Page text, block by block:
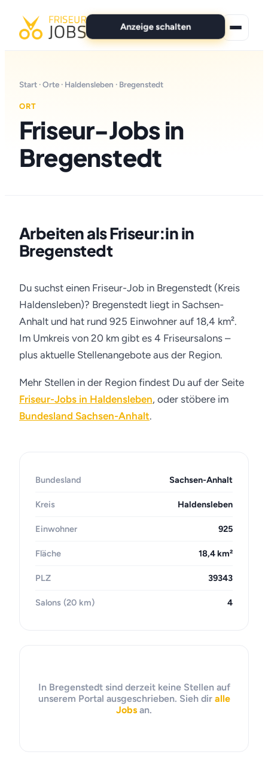
Anzeige schalten
Für Bewerber
Marken
Start ·Orte · Haldensleben · Bregenstedt
ORT
Friseur-Jobs in
Bregenstedt
Arbeiten als Friseur:in in
Bregenstedt
Du suchst einen Friseur-Job in Bregenstedt (Kreis
Haldensleben)? Bregenstedt liegt in Sachsen-
Anhalt und hat rund 925 Einwohner auf 18,4 km².
Im Umkreis von 20 km gibt es 4 Friseursalons –
plus aktuelle Stellenangebote aus der Region.
Mehr Stellen in der Region findest Du auf der Seite
Friseur-Jobs in Haldensleben, oder stöbere im
Bundesland Sachsen-Anhalt.
Bundesland Sachsen-Anhalt
Kreis Haldensleben
Einwohner 925
Fläche 18,4 km²
PLZ 39343
Salons (20 km) 4
In Bregenstedt sind derzeit keine Stellen auf
unserem Portal ausgeschrieben. Sieh dir alle
Jobs an.